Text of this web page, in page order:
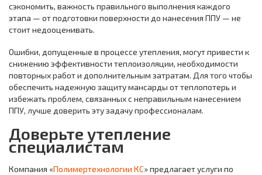
сэкономить, важность правильного выполнения каждого
этапа — от подготовки поверхности до нанесения ППУ — не
стоит недооценивать.
Ошибки, допущенные в процессе утепления, могут привести к
снижению эффективности теплоизоляции, необходимости
повторных работ и дополнительным затратам. Для того чтобы
обеспечить надежную защиту мансарды от теплопотерь и
избежать проблем, связанных с неправильным нанесением
ППУ, лучше доверить эту задачу профессионалам.
Доверьте утепление
специалистам
Компания «Полимертехнологии КС» предлагает услуги по